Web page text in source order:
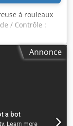
à rouleaux
/ Contrôle :
: 380
Courant
principal : 15 A
000 A Pouvoir
schéma
que gaines,
Annonce